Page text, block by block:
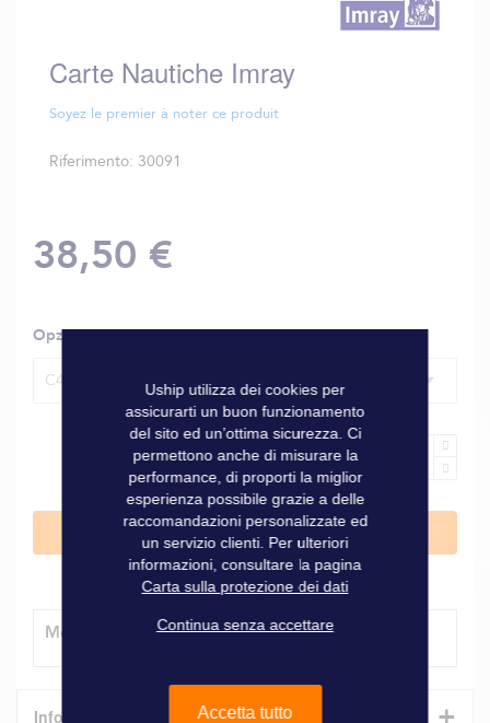
di
immagini
Carte Nautiche Imray
Soyez le premier à noter ce produit
Riferimento 30091
38,50 €
Opzioni
C43 da Santander a La Coruña
Aggiungi al Carrello
Modalità di consegna
Informazioni tecniche
Uship utilizza dei cookies per
assicurarti un buon funzionamento
del sito ed un’ottima sicurezza. Ci
permettono anche di misurare la
performance, di proporti la miglior
esperienza possibile grazie a delle
raccomandazioni personalizzate ed
un servizio clienti. Per ulteriori
informazioni, consultare la pagina
Carta sulla protezione dei dati
Continua senza accettare
Accetta tutto